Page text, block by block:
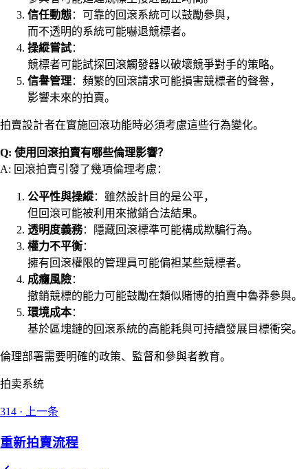
信任動態：可靠的回滾系統可以鼓勵參與，
而不透明的系統可能嚇退競標者。
操縱嘗試：
競標者可能試探回滾觸發器以破壞競爭對手的策略。
信譽管理：頻繁的回滾請求可能損害競標者的聲譽，
影響未來的拍賣。
拍賣設計者在實施回滾功能時必須考慮這些行為變化。
Q: 使用回滾拍賣有哪些倫理影響？
A: 回滾拍賣引發了幾項倫理考慮：
公平性與操縱：雖然設計目的是公平，
但回滾可能被利用來撤銷合法結果。
透明度義務：隱藏回滾標準可能構成欺騙行為。
權力不平衡：
擁有回滾權限的管理員可能偏袒某些競標者。
成癮風險：
撤銷競標的能力可能鼓勵在類似賭博的拍賣中魯莽參與。
環境成本：
基於區塊鏈的回滾系統的高能耗與可持續發展目標衝突。
倫理部署需要明確的政策、監督和參與者教育。
拍卖系统
314 · 上一条
重新拍賣流程